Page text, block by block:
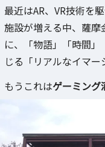
最近はAR、VR技術を
施設が増える中、薩
に、「物語」「時間
じる「リアルなイマー
もうこれはゲーミング